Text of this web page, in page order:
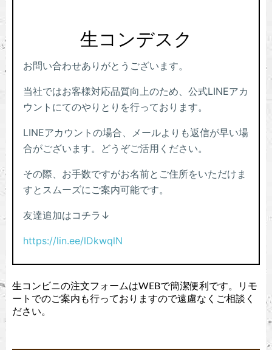
生コンビニの注文フォームはWEBで簡潔便利です。リモ
ートでのご案内も行っておりますので遠慮なくご相談く
ださい。